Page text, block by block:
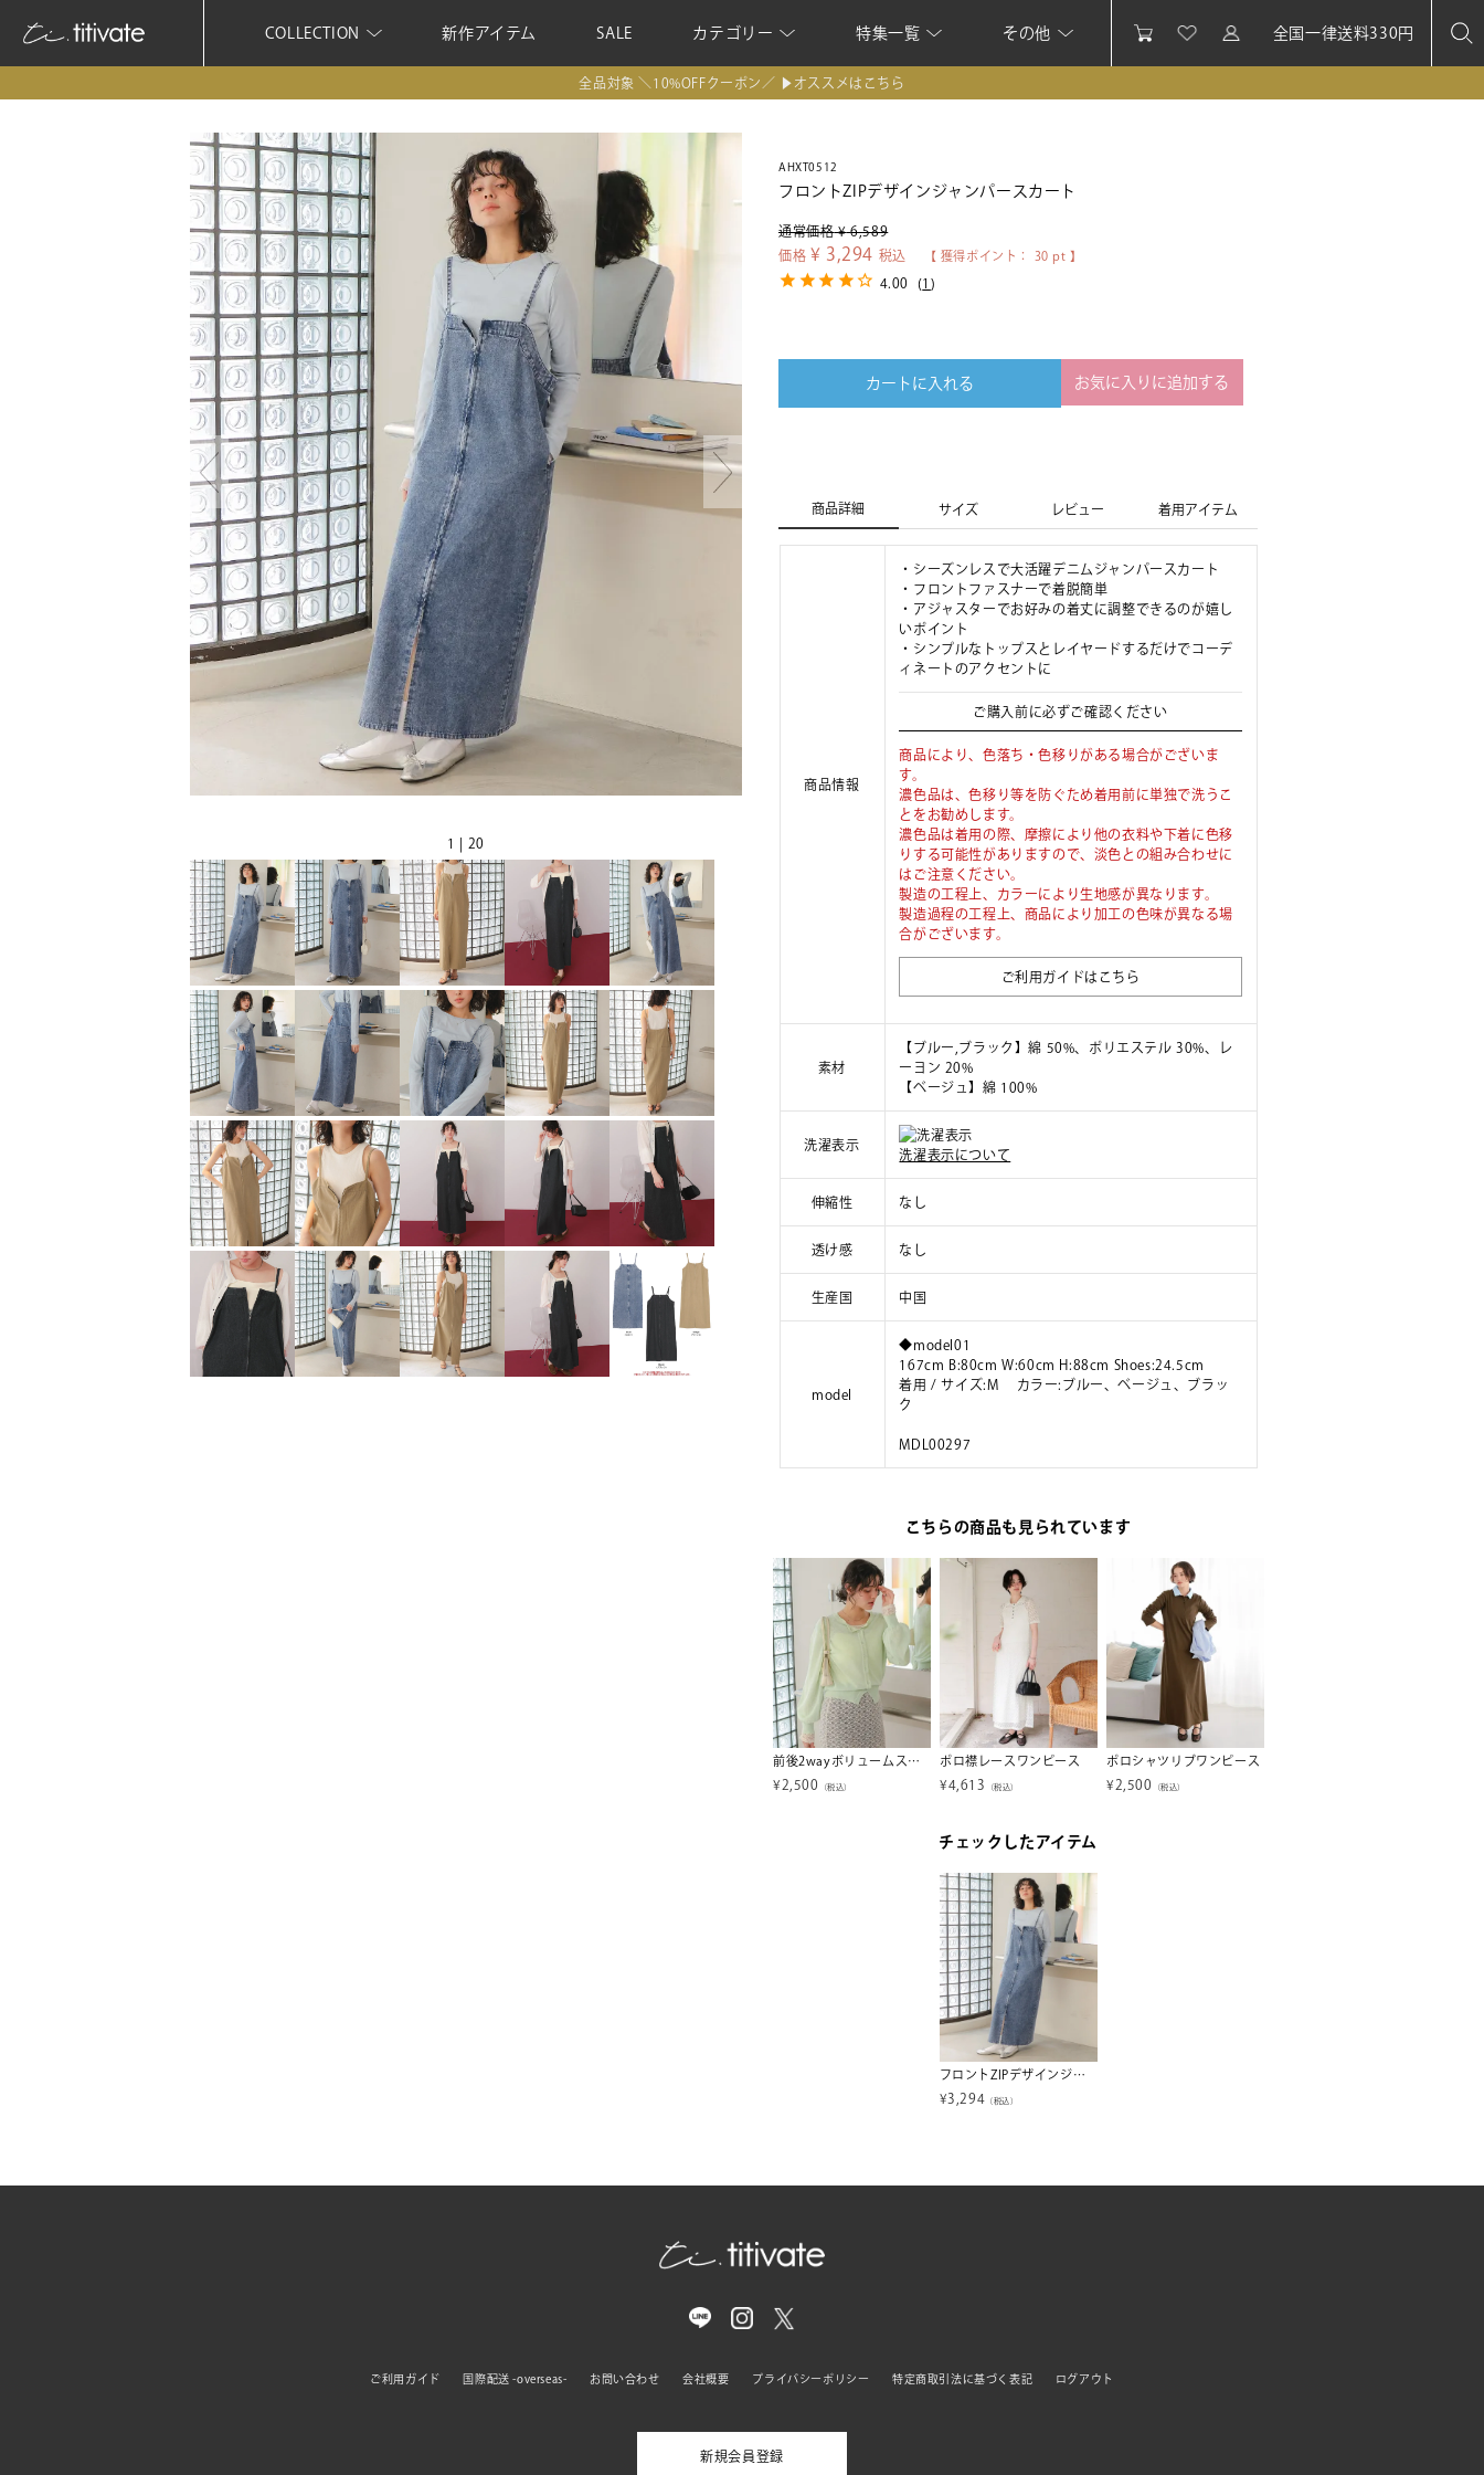
COLLECTION 新作アイテム SALE カテゴリー 特集一覧 その他 全国一律送料330円
全品対象 ＼10%OFFクーポン／ ▶オススメはこちら
1 | 20
AHXT0512
フロントZIPデザインジャンパースカート
通常価格 ¥ 6,589
価格 ¥ 3,294 税込 【 獲得ポイント： 30 pt 】
4.00 (1 )
カートに入れる お気に入りに追加する
商品詳細 サイズ レビュー 着用アイテム
商品情報
・シーズンレスで大活躍デニムジャンパースカート
・フロントファスナーで着脱簡単
・アジャスターでお好みの着丈に調整できるのが嬉し
いポイント
・シンプルなトップスとレイヤードするだけでコーデ
ィネートのアクセントに
ご購入前に必ずご確認ください
商品により、色落ち・色移りがある場合がございま
す。
濃色品は、色移り等を防ぐため着用前に単独で洗うこ
とをお勧めします。
濃色品は着用の際、摩擦により他の衣料や下着に色移
りする可能性がありますので、淡色との組み合わせに
はご注意ください。
製造の工程上、カラーにより生地感が異なります。
製造過程の工程上、商品により加工の色味が異なる場
合がございます。
ご利用ガイドはこちら
素材
【ブルー,ブラック】綿 50%、ポリエステル 30%、レ
ーヨン 20%
【ベージュ】綿 100%
洗濯表示
洗濯表示について
伸縮性 なし
透け感 なし
生産国 中国
model
◆model01
167cm B:80cm W:60cm H:88cm Shoes:24.5cm
着用 / サイズ:M カラー:ブルー、ベージュ、ブラッ
ク
MDL00297
こちらの商品も見られています
前後2wayボリュームスリーブシアーニットカーディガン
¥ 2,500 （税込）
ポロ襟レースワンピース
¥4,613 （税込）
ポロシャツリブワンピース
¥ 2,500 （税込）
チェックしたアイテム
フロントZIPデザインジャンパースカート
¥3,294 （税込）
ご利用ガイド 国際配送 -overseas- お問い合わせ 会社概要 プライバシーポリシー 特定商取引法に基づく表記 ログアウト
新規会員登録